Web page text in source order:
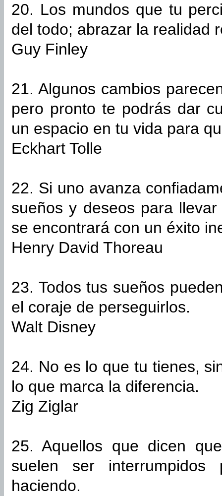
20. Los mundos que tu
del todo; abrazar la realidad
Guy Finley
21. Algunos cambios
pero pronto te podrás dar
un espacio en tu vida para
Eckhart Tolle
22. Si uno avanza
sueños y deseos para
se encontrará con un éxito
Henry David Thoreau
23. Todos tus sueños
el coraje de perseguirlos.
Walt Disney
24. No es lo que tu tienes,
lo que marca la diferencia.
Zig Ziglar
25. Aquellos que dicen
suelen ser
haciendo.